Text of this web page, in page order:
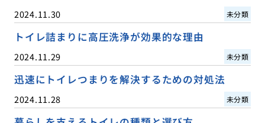
2024.11.30 未分類
トイレ詰まりに高圧洗浄が効果的な理由
2024.11.29 未分類
迅速にトイレつまりを解決するための対処法
2024.11.28 未分類